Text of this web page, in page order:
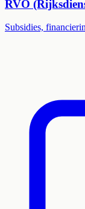
RVO
Subsidies,